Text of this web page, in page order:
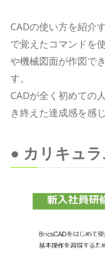
CADの使い方を紹介
で覚えたコマンドを
や機械図面が作図で
す。
CADが全く初めての
き終えた達成感を感
● カリキュラ